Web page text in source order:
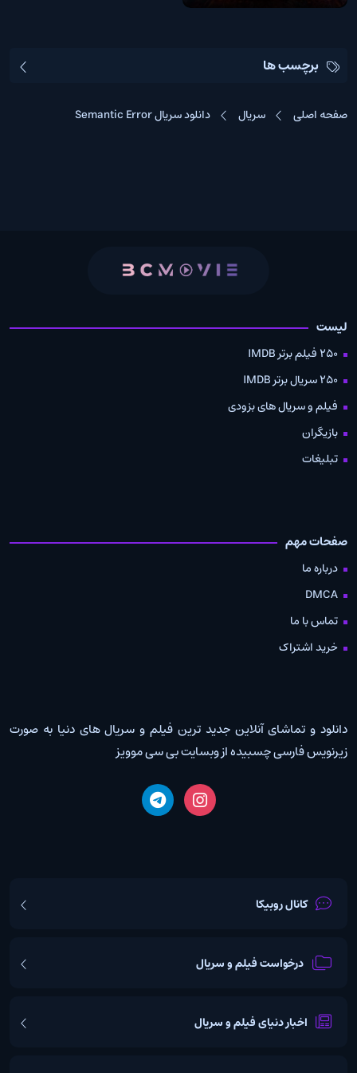
برچسب ها
صفحه اصلی سریال دانلود سریال Semantic Error
لیست
250 فیلم برتر IMDB
250 سریال برتر IMDB
فیلم و سریال های بزودی
بازیگران
تبلیغات
صفحات مهم
درباره ما
DMCA
تماس با ما
خرید اشتراک
دانلود و تماشای آنلاین جدید ترین فیلم و سریال های دنیا به صورت
زیرنویس فارسی چسبیده از وبسایت بی سی موویز
کانال روبیکا
درخواست فیلم و سریال
اخبار دنیای فیلم و سریال